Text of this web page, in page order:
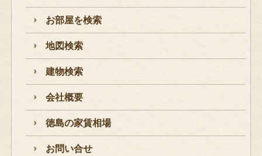
お部屋を検索
地図検索
建物検索
会社概要
徳島の家賃相場
お問い合せ